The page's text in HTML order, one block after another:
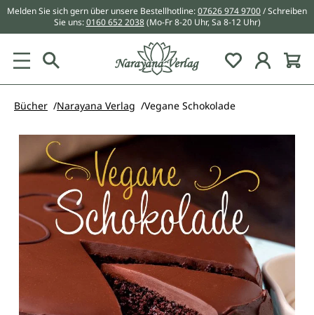
springen
Melden Sie sich gern über unsere Bestellhotline:07626 974 9700/ Schreiben
Sie uns:0160 652 2038 (Mo-Fr 8-20 Uhr, Sa 8-12 Uhr)
Du hast 0
Bücher Narayana Verlag Vegane Schokolade
Bildergalerie überspringen